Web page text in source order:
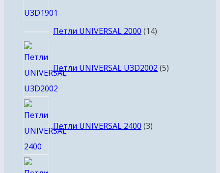
Петли UNIVERSAL 2000 1414
Петли UNIVERSAL U3D2002 5товаров
Петли UNIVERSAL 2400 3товара